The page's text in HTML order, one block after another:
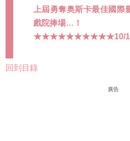
上屆勇奪奥斯卡最佳國際
戲院捧場…！
★★★★★★★★★★10/
回到目錄
廣告